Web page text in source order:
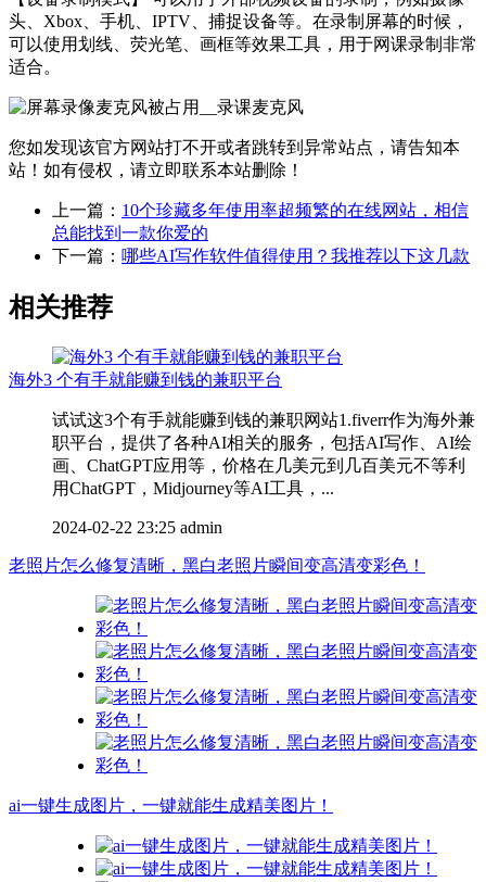
头、Xbox、手机、IPTV、捕捉设备等。在录制屏幕的时候，
可以使用划线、荧光笔、画框等效果工具，用于网课录制非常
适合。
您如发现该官方网站打不开或者跳转到异常站点，请告知本
站！如有侵权，请立即联系本站删除！
上一篇： 10个珍藏多年使用率超频繁的在线网站，相信
总能找到一款你爱的
下一篇： 哪些AI写作软件值得使用？我推荐以下这几款
相关推荐
海外3 个有手就能赚到钱的兼职平台
试试这3个有手就能赚到钱的兼职网站1.fiverr作为海外兼
职平台，提供了各种AI相关的服务，包括AI写作、AI绘
画、ChatGPT应用等，价格在几美元到几百美元不等利
用ChatGPT，Midjourney等AI工具，...
2024-02-22 23:25 admin
老照片怎么修复清晰，黑白老照片瞬间变高清变彩色！
ai一键生成图片，一键就能生成精美图片！